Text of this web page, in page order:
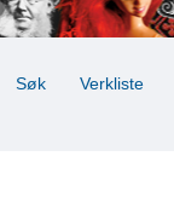
Søk Verkliste